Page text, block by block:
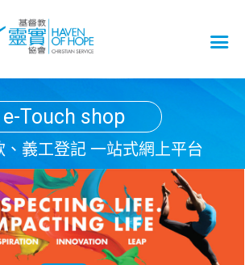
、義工登記 一站式網上平台
e-Touch shop